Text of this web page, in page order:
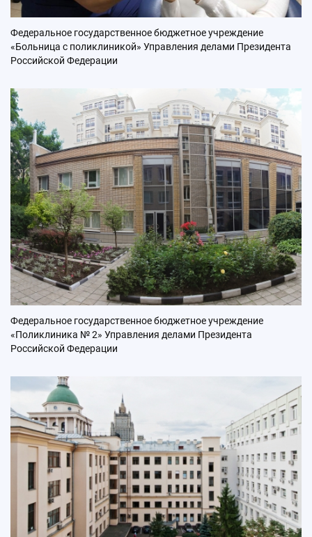
Федеральное государственное бюджетное учреждение
«Больница с поликлиникой» Управления делами Президента
Российской Федерации
Федеральное государственное бюджетное учреждение
«Поликлиника № 2» Управления делами Президента
Российской Федерации